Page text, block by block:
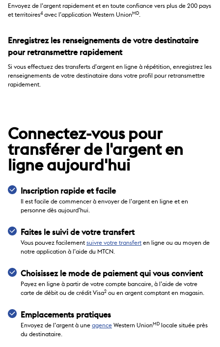
Envoyez de l’argent rapidement et en toute confiance vers plus de 200 pays
et territoires4avec l’application Western UnionMD
Enregistrez les renseignements de votre destinataire
pour retransmettre rapidement
Si vous effectuez des transferts d’argent en ligne à répétition, enregistrez les
renseignements de votre destinataire dans votre profil pour retransmettre
rapidement.
Connectez-vous pour
transférer de l'argent en
ligne aujourd'hui
Inscription rapide et facile
Il est facile de commencer à envoyer de l’argent en ligne et en
personne dès aujourd’hui.
Faites le suivi de votre transfert
Vous pouvez facilement suivre votre transfert en ligne ou au moyen de
notre application à l’aide du MTCN.
Choisissez le mode de paiement qui vous convient
Payez en ligne à partir de votre compte bancaire, à l’aide de votre
carte de débit ou de crédit Visa2 ou en argent comptant en magasin.
Emplacements pratiques
Envoyez de l’argent à une agence Western UnionMD
locale située près
du destinataire.